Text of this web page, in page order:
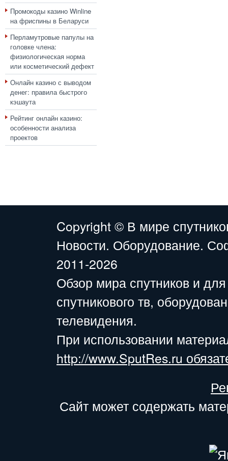
Промокоды казино Winline
на фриспины в Беларуси
Перламутровые папулы на
головке члена:
физиологическая норма
или косметический дефект
Онлайн казино с выводом
денег: правила быстрого
кэшаута
Рейтинг онлайн казино:
особенности анализа
проектов
Copyright © В мире
Новости. Оборудование.
2011-2026
Обзор мира спутников и
спутникового тв,
телевидения.
При использовании
http://www.SputRes.ru
Сайт может содержать